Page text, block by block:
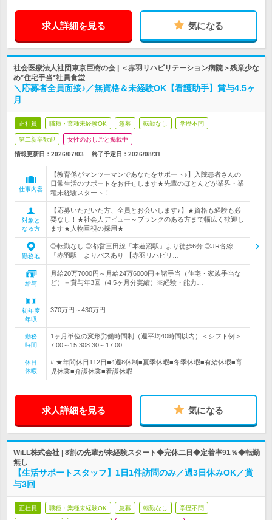
求人詳細を見る 気になる
社会医療法人社団東京巨樹の会 | ＜赤羽リハビリテーション病院＞残業少な
め*住宅手当*社員食堂
＼応募者全員面接♪／無資格＆未経験OK【看護助手】賞与4.5ヶ
月
正社員 職種・業種未経験OK 急募 転勤なし 学歴不問
第二新卒歓迎 女性のおしごと掲載中
情報更新日：2026/07/03 終了予定日： 2026/08/31
仕事内容
【教育係がマンツーマンであなたをサポート♪】入院患者さんの
日常生活のサポートをお任せします★先輩のほとんどが業界・業
種未経験スタート！
対象と
なる方
【応募いただいた方、全員とお会いします♪】★資格も経験も必
要なし！★社会人デビュー～ブランクのある方まで幅広く歓迎し
ます★人物重視の採用★
勤務地
◎転勤なし ◎都営三田線「本蓮沼駅」より徒歩6分 ◎JR各線
「赤羽駅」よりバスあり 【赤羽リハビリ…
給与
月給20万7000円～月給24万6000円＋諸手当（住宅・家族手当な
ど）＋賞与年3回（4.5ヶ月分実績）※経験・能力…
初年度
年収
370万円～430万円
勤務
時間
1ヶ月単位の変形労働時間制（週平均40時間以内）＜シフト例＞
7:00～15:308:30～17:00…
休日
休暇
# ★年間休日112日■4週8休制■夏季休暇■冬季休暇■有給休暇■育
児休業■介護休業■看護休暇
求人詳細を見る 気になる
WiLL株式会社 | 8割の先輩が未経験スタート◆完休二日◆定着率91％◆転勤
無し
【生活サポートスタッフ】1日1件訪問のみ／週3日休みOK／賞
与3回
正社員 職種・業種未経験OK 急募 転勤なし 学歴不問